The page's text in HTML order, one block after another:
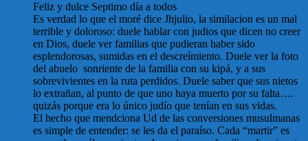
Feliz y dulce Septimo día a todos
Es verdad lo que el moré dice Jhjulio, la similacion es un mal
terrible y doloroso: duele hablar con judios que dicen no creer
en Dios, duele ver familias que pudieran haber sido
esplendorosas, sumidas en el descreímiento. Duele ver la foto
del abuelo sonriente de la familia con su kipá, y a sus
sobrevivientes en la ruta perdidos. Duele saber que sus nietos
lo extrañan, al punto de que uno haya muerto por su falta….
quizás porque era lo único judío que tenían en sus vidas.
El hecho que mendciona Ud de las conversiones musulmanas
es simple de entender: se les da el paraíso. Cada “martir” es